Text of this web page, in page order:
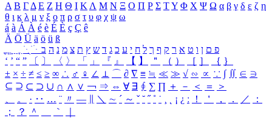
Α Β ΓΔ Ε Ζ Η Θ Ι ΚΛ Μ Ν Ξ Ο Π Ρ Σ ΤΥ Φ Χ Ψ Ω α β γ δ ε ζ η
θ ι κ λ μ ν ξ ο π ρ σ τ υ φ χ ψ ω
á à Á À é è É È ç Ç ê
Ä Ö Ü ä ö ü ß
ִֶֹ ֻּ ׁׂ פ ם ן ו ט א ר ק ף ך ל ח י ע כ ג ד ש ץ ת צ מ נ ה ב
‘ ’ “ ” 〔 〕 〈 〉 「 」 『 』 【 】 ＂ （ ） ［ ］ ｛ ｝
± × ÷ ≠ ≤ ≥ ∞ ∴ ♂ ♀ ∠ ⊥ ⌒ ∂ ∇ ≡ ≒ ≪ ≫ √ ∽ ∝ ∵ ∫ ∬ ∈ ∋
⊆ ⊇ ⊂ ⊃ ∪ ∩ ∧ ∨ ￢ ⇒ ⇔ ∀ ∃ ∮ ∑ ∏ ＋ － ＜ ＝
＞
、
。 · ‥ … ¨ 〃 ― ＼ ∼ ´ ～ ˇ ˘ ˝ ˚ ˙ ¸ ¡ ¿ ː ！ ＇ ， ． ／
：
；
？ ＾ ｀